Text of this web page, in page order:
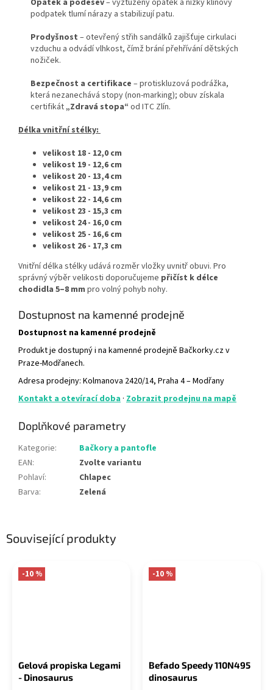
Související produkty
-10 %
Gelová propiska Legami
- Dinosaurus
-10 %
Befado Speedy 110N495
dinosaurus
podpatek tlumí nárazy a stabilizují patu.
Prodyšnost – otevřený střih sandálků zajišťuje cirkulaci
vzduchu a odvádí vlhkost, čímž brání přehřívání dětských
nožiček.
Bezpečnost a certifikace – protiskluzová podrážka,
která nezanechává stopy (non-marking); obuv získala
certifikát„Zdravá stopa“ od ITC Zlín.
Délka vnitřní stélky:
velikost 18 - 12,0 cm
velikost 19 - 12,6 cm
velikost 20 - 13,4 cm
velikost 21 - 13,9 cm
velikost 22 - 14,6 cm
velikost 23 - 15,3 cm
velikost 24 - 16,0 cm
velikost 25 - 16,6 cm
velikost 26 - 17,3 cm
Vnitřní délka stélky udává rozměr vložky uvnitř obuvi. Pro
správný výběr velikosti doporučujeme přičíst k délce
chodidla 5–8 mm pro volný pohyb nohy.
Dostupnost na kamenné prodejně
Dostupnost na kamenné prodejně
Produkt je dostupný i na kamenné prodejně Bačkorky.cz v
Praze-Modřanech.
Adresa prodejny: Kolmanova 2420/14, Praha 4 – Modřany
Kontakt a otevírací doba · Zobrazit prodejnu na mapě
Doplňkové parametry
Kategorie:
Bačkory a pantofle
EAN:
Zvolte variantu
Pohlaví:
Chlapec
Barva: Zelená